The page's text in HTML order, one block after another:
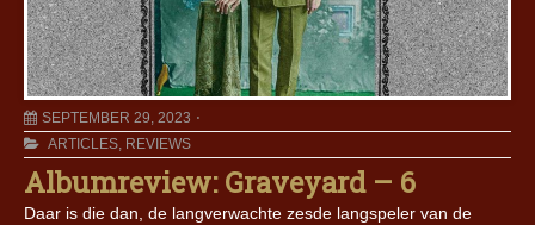
SEPTEMBER 29, 2023
ARTICLES, REVIEWS
Albumreview: Graveyard – 6
Daar is die dan, de langverwachte zesde langspeler van de